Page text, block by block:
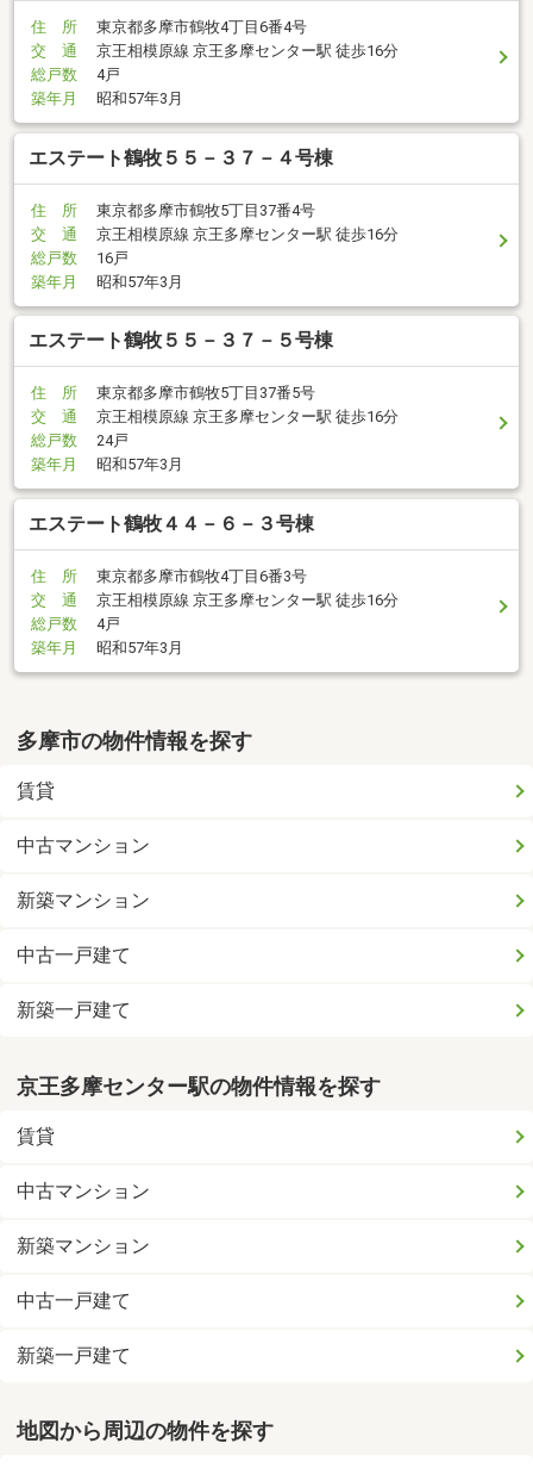
住 所
東京都多摩市鶴牧4丁目6番4号
交 通
京王相模原線 京王多摩センター駅 徒歩16分
総戸数
4戸
築年月
昭和57年3月
エステート鶴牧５５－３７－４号棟
住 所
東京都多摩市鶴牧5丁目37番4号
交 通
京王相模原線 京王多摩センター駅 徒歩16分
総戸数
16戸
築年月
昭和57年3月
エステート鶴牧５５－３７－５号棟
住 所
東京都多摩市鶴牧5丁目37番5号
交 通
京王相模原線 京王多摩センター駅 徒歩16分
総戸数
24戸
築年月
昭和57年3月
エステート鶴牧４４－６－３号棟
住 所
東京都多摩市鶴牧4丁目6番3号
交 通
京王相模原線 京王多摩センター駅 徒歩16分
総戸数
4戸
築年月
昭和57年3月
多摩市の物件情報を探す
賃貸
中古マンション
新築マンション
中古一戸建て
新築一戸建て
京王多摩センター駅の物件情報を探す
賃貸
中古マンション
新築マンション
中古一戸建て
新築一戸建て
地図から周辺の物件を探す